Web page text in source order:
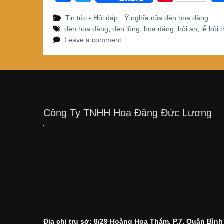
c
e
b
o
k
tt
er
er
st
Tin tức - Hỏi đáp
Ý nghĩa của đèn hoa đăng
đèn hoa đăng đèn lồng hoa đăng hội an lễ hội
Leave a comment
Công Ty TNHH Hoa Đăng Đức Lương
Địa chỉ trụ sở: 8/29 Hoàng Hoa Thám, P.7, Quận Bình